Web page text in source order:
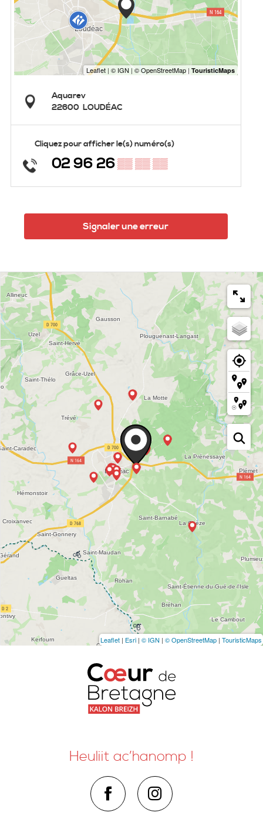
Aquarev
22600 LOUDÉAC
Cliquez pour afficher le(s) numéro(s)
02 96 26▒▒ ▒▒ ▒▒
Signaler une erreur
Leaflet | Esri | © IGN | © OpenStreetMap | TouristicMaps
Heuliit ac’hanomp !